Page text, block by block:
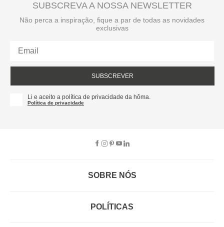
SUBSCREVA A NOSSA NEWSLETTER
Não perca a inspiração, fique a par de todas as novidades
exclusivas
SUBSCREVER
Li e aceito a política de privacidade da hôma.
Política de privacidade
SOBRE NÓS
RECRUTAMENTO
POLÍTICAS